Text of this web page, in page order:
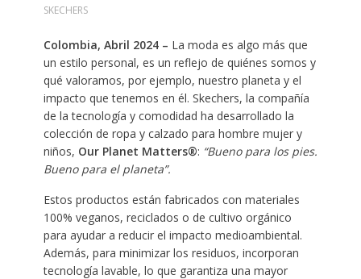
SKECHERS
Colombia, Abril 2024 – La moda es algo más que
un estilo personal, es un reflejo de quiénes somos y
qué valoramos, por ejemplo, nuestro planeta y el
impacto que tenemos en él. Skechers, la compañía
de la tecnología y comodidad ha desarrollado la
colección de ropa y calzado para hombre mujer y
niños, Our Planet Matters®: “Bueno para los pies.
Bueno para el planeta”.
Estos productos están fabricados con materiales
100% veganos, reciclados o de cultivo orgánico
para ayudar a reducir el impacto medioambiental.
Además, para minimizar los residuos, incorporan
tecnología lavable, lo que garantiza una mayor